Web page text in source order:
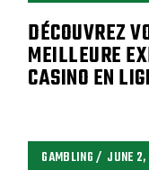
DÉCOUVREZ
MEILLEURE
CASINO EN
GAMBLING JUNE